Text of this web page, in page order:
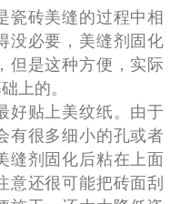
瓷砖美缝的过程中相
没必要，美缝剂固化
但是这种方便，实际
上的。
好贴上美纹纸。由于
有很多细小的孔或者
缝剂固化后粘在上面
意还很可能把砖面刮